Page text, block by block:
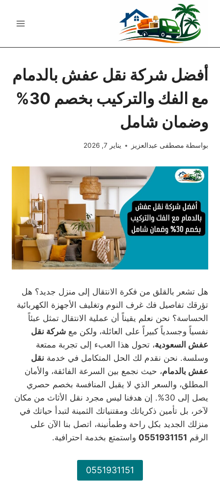
المحتوى
أفضل شركة نقل عفش بالدمام
مع الفك والتركيب بخصم 30%
وضمان شامل
بواسطة مصطفى عبدالعزيز يناير 7, 2026
هل تشعر بالقلق من فكرة الانتقال إلى منزل جديد؟ هل
تؤرقك تفاصيل فك غرف النوم وتغليف الأجهزة الكهربائية
الحساسة؟ نحن نعلم يقيناً أن عملية الانتقال تمثل عبئاً
نفسياً وجسدياً كبيراً على العائلة، ولكن مع شركة نقل
عفش السعودية، تحول هذا العبء إلى تجربة ممتعة
وسلسة. نحن نقدم لك الحل المتكامل في خدمة نقل
عفش بالدمام، حيث نجمع بين السرعة الفائقة، والأمان
المطلق، والسعر الذي لا يقبل المنافسة بخصم حصري
يصل إلى 30%. إن هدفنا ليس مجرد نقل الأثاث من مكان
لآخر، بل تأمين ذكرياتك ومقتنياتك الثمينة لتبدأ حياتك في
منزلك الجديد بكل راحة وطمأنينة، اتصل بنا الآن على
الرقم 0551931151 واستمتع بخدمة احترافية.
0551931151